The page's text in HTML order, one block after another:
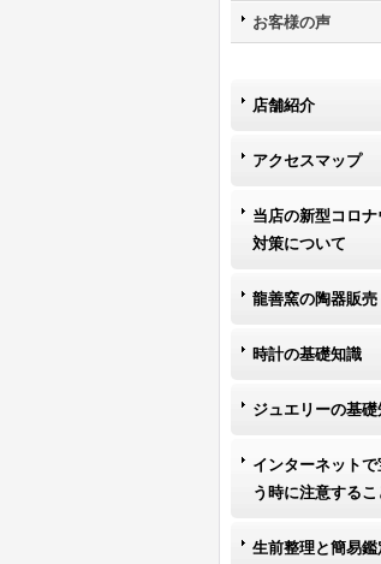
お客様の声
店舗紹介
アクセスマップ
当店の新型コロナ
対策について
龍善窯の陶器販売
時計の基礎知識
ジュエリーの基礎
インターネット
う時に注意するこ
生前整理と簡易鑑